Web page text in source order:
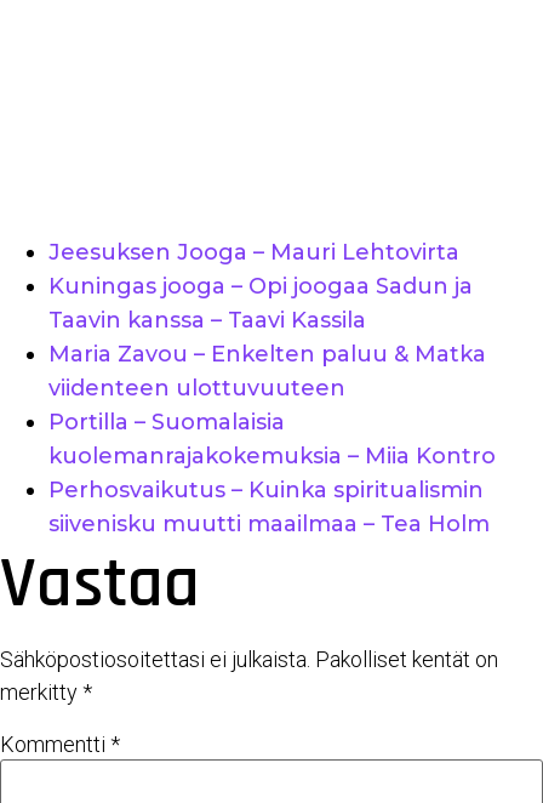
Jeesuksen Jooga – Mauri Lehtovirta
Kuningas jooga – Opi joogaa Sadun ja
Taavin kanssa – Taavi Kassila
Maria Zavou – Enkelten paluu & Matka
viidenteen ulottuvuuteen
Portilla – Suomalaisia
kuolemanrajakokemuksia – Miia Kontro
Perhosvaikutus – Kuinka spiritualismin
siivenisku muutti maailmaa – Tea Holm
Vastaa
Sähköpostiosoitettasi ei julkaista. Pakolliset kentät on
merkitty*
Kommentti *